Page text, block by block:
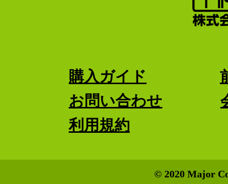
購入ガイド
お問い合わせ
利用規約
© 2020 Major